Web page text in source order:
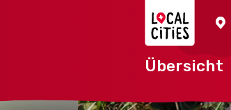
Übersicht